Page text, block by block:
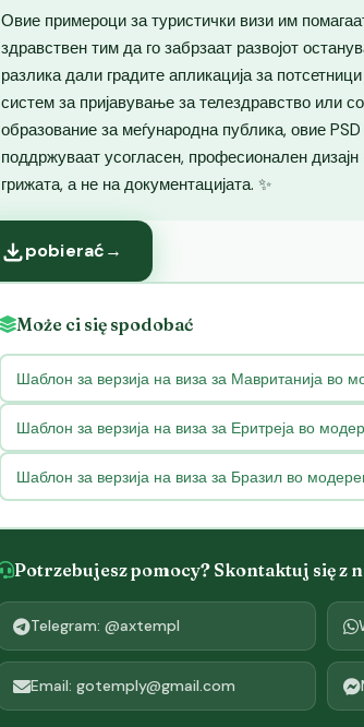
Овие примероци за туристички визи им
здравствен тим да го забрзаат развојот
разлика дали градите апликација за
систем за пријавување за телездравство или
образование за меѓународна публика, овие
поддржуваат усогласен, професионален
грижата, а не на документацијата. ✨
pobierać→
Może ci się spodobać
Шаблон за верзија на виза за Мавританија во
Шаблон за верзија на виза за Еритреја во
Шаблон за верзија на виза за Бразил во
Potrzebujesz pomocy? Skontaktuj się z
Telegram: @axtempl
Email: gotemply@gmail.com